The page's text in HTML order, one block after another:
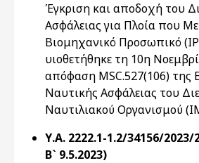
Έγκριση και αποδοχή του
Ασφάλειας για Πλοία που
Βιομηχανικό Προσωπικό
υιοθετήθηκε τη 10η
απόφαση MSC.527(106) της
Ναυτικής Ασφάλειας του
Ναυτιλιακού Οργανισμού
Υ.Α. 2222.1-1.2/34156/
Β` 9.5.2023)